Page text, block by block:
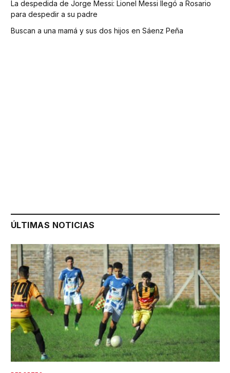
La despedida de Jorge Messi: Lionel Messi llegó a Rosario
para despedir a su padre
Buscan a una mamá y sus dos hijos en Sáenz Peña
ÚLTIMAS NOTICIAS